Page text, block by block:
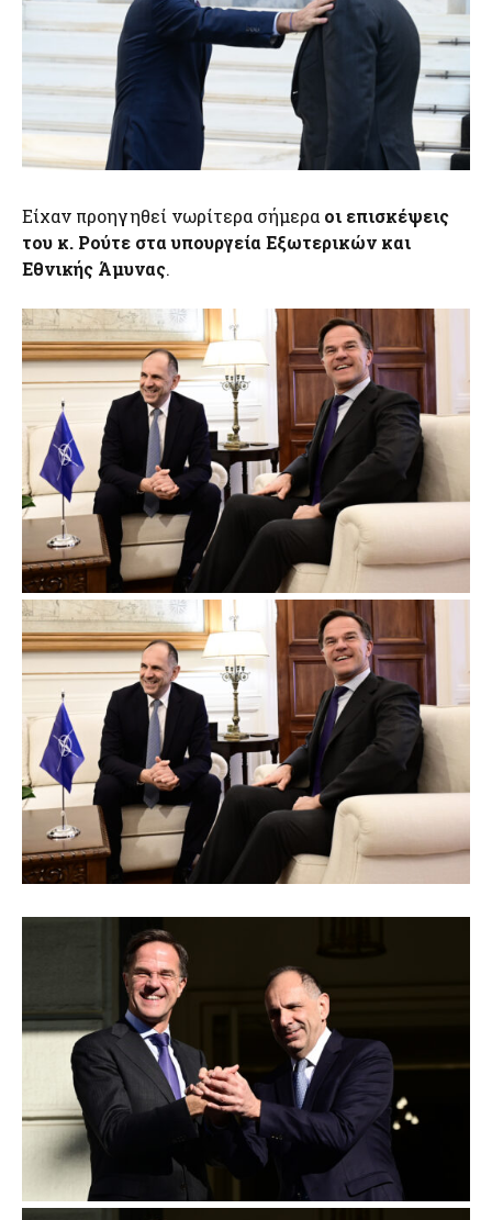
Είχαν προηγηθεί νωρίτερα σήμερα οι επισκέψεις
του κ. Ρούτε στα υπουργεία Εξωτερικών και
Εθνικής Άμυνας.